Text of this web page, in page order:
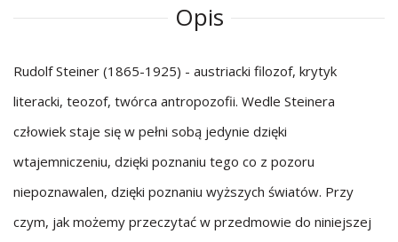
Opis
Rudolf Steiner (1865-1925) - austriacki filozof, krytyk
literacki, teozof, twórca antropozofii. Wedle Steinera
człowiek staje się w pełni sobą jedynie dzięki
wtajemniczeniu, dzięki poznaniu tego co z pozoru
niepoznawalen, dzięki poznaniu wyższych światów. Przy
czym, jak możemy przeczytać w przedmowie do niniejszej